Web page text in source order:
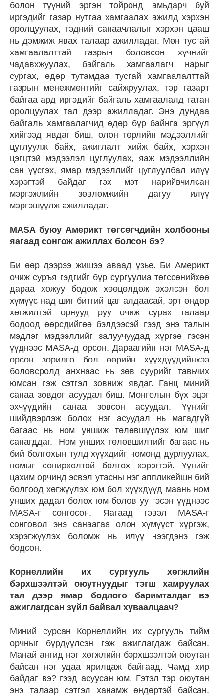
болон түүний эргэн тойронд амьдарч буй
иргэдийг газар нутгаа хамгаалах ажилд хэрхэн
оролцуулах, тэдний санаачлалыг хэрхэн цааш
нь дэмжиж явах талаар ажилладаг. Мөн тусгай
хамгаалалттай газрын боловсон хүчнийг
чадавхжуулах, байгаль хамгаалагч нарыг
сургах, өдөр тутамдаа тусгай хамгаалалттай
газрын менежментийг сайжруулах, тэр газарт
байгаа ард иргэдийг байгаль хамгаалалд татан
оролцуулах тал дээр ажилладаг. Энэ дундаа
байгаль хамгаалагчид өдөр бүр байнга эргүүл
хийгээд явдаг биш, олон төрлийн мэдээллийг
цуглуулж байх, ажиглалт хийж байх, хэрхэн
цэгцтэй мэдээлэл цуглуулах, яаж мэдээллийн
сан үүсгэх, ямар мэдээллийг цуглуулбал илүү
хэрэгтэй байдаг гэх мэт нарийвчилсан
мэргэжлийн зөвлөмжийн дагуу илүү
мэргэшүүлж ажилладаг.
MASA буюу Америкт төгсөгчдийн холбооны
яагаад сонгож ажиллах болсон бэ?
Би өөр дээрээ жишээ аваад үзье. Би Америкт
очиж суръя гэдгийг бүр сургуулиа төгссөнийхөө
дараа хожуу бодож хөөцөлдөж эхэлсэн бол
хүмүүс над шиг битгий цаг алдаасай, эрт өндөр
хөгжилтэй орнууд руу очиж сурах талаар
бодоод өөрсдийгөө бэлдээсэй гээд энэ талын
мэдлэг мэдээллийг залуучуудад хүргэе гэсэн
үүднээс MASA-д орсон. Дараагийн нэг MASA-д
орсон зорилго бол өөрийн хүүхдүүдийнхээ
боловсролд анхнаас нь зөв суурийг тавьчих
юмсан гэж сэтгэл зовниж явдаг. Ганц миний
санаа зовдог асуудал биш. Монголын бүх эцэг
эхчүүдийн санаа зовсон асуудал. Үүнийг
шийдвэрлэж болох нэг асуудал нь магадгүй
багаас нь ном уншиж төлөвшүүлэх юм шиг
санагддаг. Ном унших төлөвшилтийг багаас нь
бий болгохын тулд хүүхдийг номонд дурлуулах,
номыг сонирхолтой болгох хэрэгтэй. Үүнийг
цахим орчинд эсвэл утасны нэг аппликейшн бий
болгоод хөгжүүлэх юм бол хүүхдүүд маань ном
унших дадал болох юм болов уу гэсэн үүднээс
MASA-г сонгосон. Яагаад гэвэл MASA-г
сонговол энэ санаагаа олон хүмүүст хүргэж,
хэрэгжүүлэх боломж нь илүү нээгдэнэ гэж
бодсон.
Корнеллийн их сургууль хөгжлийн
бэрхшээлтэй оюутнуудыг тэгш хамруулах
тал дээр ямар бодлого баримталдаг вэ
ажиглагдсан зүйл байвал хуваалцаач?
Миний сурсан Корнеллийн их сургууль тийм
орчныг бүрдүүлсэн гэж ажиглагдаж байсан.
Манай ангид нэг хөгжлийн бэрхшээлтэй оюутан
байсан нэг удаа ярилцаж байгаад. Чамд хир
байдаг вэ? гээд асуусан юм. Гэтэл тэр оюутан
энэ талаар сэтгэл ханамж өндөртэй байсан.